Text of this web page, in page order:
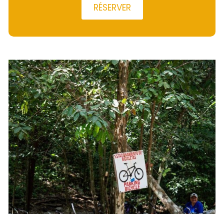
RÉSERVER